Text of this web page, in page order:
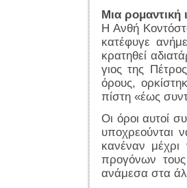
Μια ρομαντική
Η Ανθή
κατέφυγε
κρατηθεί
γιος της
όρους,
πίστη «έως
Οι όροι αυτοί
υποχρεούνται
κανέναν
προγόνων τους
ανάμεσα στα